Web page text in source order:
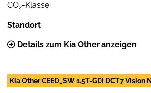
CO2-Klasse
Standort
Details zum Kia Other anzeigen
Kia Other CEED_SW 1.5T-GDI DCT7